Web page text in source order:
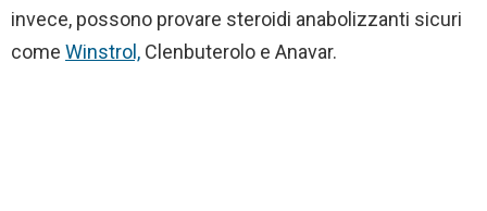
invece, possono provare steroidi anabolizzanti sicuri
come Winstrol, Clenbuterolo e Anavar.